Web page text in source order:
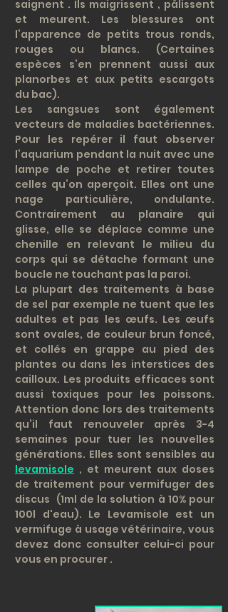
saignent . Ils maigrissent , pâlissent
et meurent. Les blessures ont
l’apparence de petits trous ronds,
rouges ou blancs. (Certaines
espèces s’en prennent aussi aux
planorbes et aux petits escargots
du bac).
Les sangsues sont également
vecteurs de maladies bactériennes.
Pour les repérer il faut observer
l’aquarium pendant la nuit avec une
lampe de poche et retirer toutes
celles qu’on aperçoit. Elles ont une
nage particulière, ondulante.
Contrairement au planaire qui
glisse, elle se déplace comme une
chenille en relevant le milieu du
corps qui se détache formant une
boucle ne touchant pas la paroi.
La plupart des traitements à base
de sel par exemple ne tuent que les
adultes et pas les œufs. Les œufs
sont ovales, de couleur brun foncé,
et collés en grappe au pied des
plantes ou dans les interstices des
cailloux. Les produits efficaces sont
aussi toxiques pour les poissons.
Attention donc lors des traitements
qu’il faut renouveler après 3-4
semaines pour tuer les nouvelles
générations. Elles sont sensibles au
levamisole , et meurent aux doses
de traitement pour vermifuger des
discus (1ml de la solution à 10% pour
100l d'eau). Le Levamisole est un
vermifuge à usage vétérinaire, vous
devez donc consulter celui-ci pour
vous en procurer .